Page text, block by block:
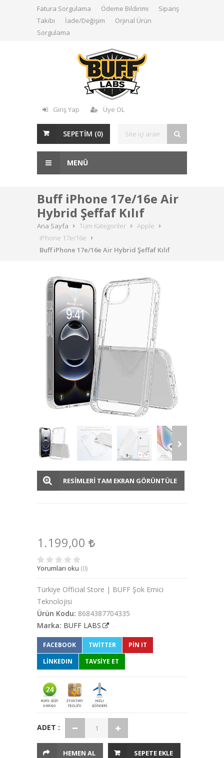
Fatura Sorgulama Ödeme Bildirimi
Sipariş
Takibi
İade/Değişim
Orjinal Ürün
Sorgulama
Giriş Yap Üye OL
SEPETİM (0)
MENÜ
Buff iPhone 17e/16e Air
Hybrid Şeffaf Kılıf
Ana Sayfa Tüm Kategoriler
Apple
iPhone 17e/16e
Buff iPhone 17e/16e Air Hybrid Şeffaf Kılıf
RESİMLERİ TAM EKRAN GÖRÜNTÜLE
1.199,00
Yorumları oku (0)
Türkiye Official Store | BUFF Şok Emici
Teknolojisi
Ürün Kodu: 8684387704335
Marka: BUFF LABS
FACEBOOK TWITTER
PIN IT
LINKEDIN
TAVSİYE ET
ADET :
HEMEN AL SEPETE EKLE